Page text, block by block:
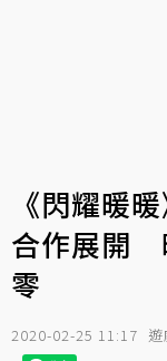
《閃耀暖
合作展開
零
2020-02-25 11:17